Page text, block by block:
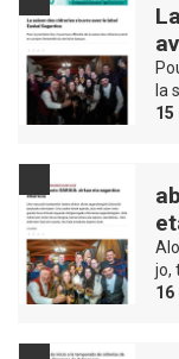
la
15
jo,
16